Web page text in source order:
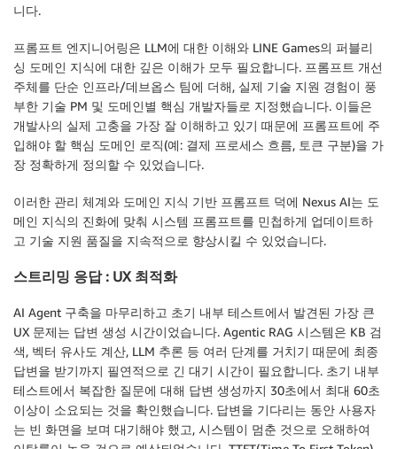
니다.
프롬프트 엔지니어링은 LLM에 대한 이해와 LINE Games의 퍼블리
싱 도메인 지식에 대한 깊은 이해가 모두 필요합니다. 프롬프트 개선
주체를 단순 인프라/데브옵스 팀에 더해, 실제 기술 지원 경험이 풍
부한 기술 PM 및 도메인별 핵심 개발자들로 지정했습니다. 이들은
개발사의 실제 고충을 가장 잘 이해하고 있기 때문에 프롬프트에 주
입해야 할 핵심 도메인 로직(예: 결제 프로세스 흐름, 토큰 구분)을 가
장 정확하게 정의할 수 있었습니다.
이러한 관리 체계와 도메인 지식 기반 프롬프트 덕에 Nexus AI는 도
메인 지식의 진화에 맞춰 시스템 프롬프트를 민첩하게 업데이트하
고 기술 지원 품질을 지속적으로 향상시킬 수 있었습니다.
스트리밍 응답 : UX 최적화
AI Agent 구축을 마무리하고 초기 내부 테스트에서 발견된 가장 큰
UX 문제는 답변 생성 시간이었습니다. Agentic RAG 시스템은 KB 검
색, 벡터 유사도 계산, LLM 추론 등 여러 단계를 거치기 때문에 최종
답변을 받기까지 필연적으로 긴 대기 시간이 필요합니다. 초기 내부
테스트에서 복잡한 질문에 대해 답변 생성까지 30초에서 최대 60초
이상이 소요되는 것을 확인했습니다. 답변을 기다리는 동안 사용자
는 빈 화면을 보며 대기해야 했고, 시스템이 멈춘 것으로 오해하여